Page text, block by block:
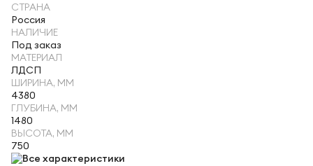
СТРАНА
Россия
НАЛИЧИЕ
Под заказ
МАТЕРИАЛ
ЛДСП
ШИРИНА, ММ
4380
ГЛУБИНА, ММ
1480
ВЫСОТА, ММ
750
Все характеристики